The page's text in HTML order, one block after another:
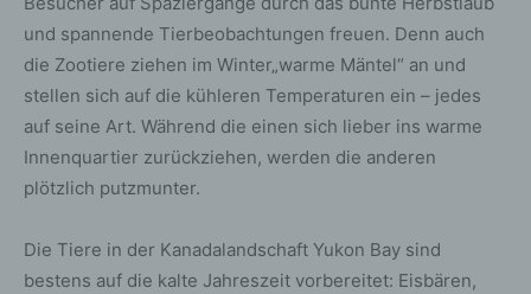
und spannende Tierbeobachtungen freuen. Denn auch
die Zootiere ziehen im Winter„warme Mäntel“ an und
stellen sich auf die kühleren Temperaturen ein – jedes
auf seine Art. Während die einen sich lieber ins warme
Innenquartier zurückziehen, werden die anderen
plötzlich putzmunter.
Die Tiere in der Kanadalandschaft Yukon Bay sind
bestens auf die kalte Jahreszeit vorbereitet: Eisbären,